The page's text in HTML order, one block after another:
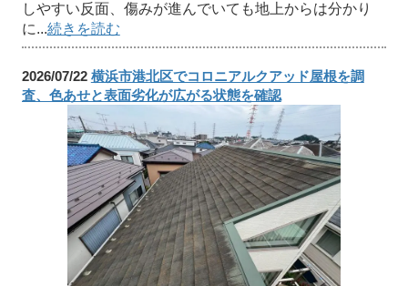
しやすい反面、傷みが進んでいても地上からは分かり
に...続きを読む
2026/07/22 横浜市港北区でコロニアルクアッド屋根を調
査、色あせと表面劣化が広がる状態を確認